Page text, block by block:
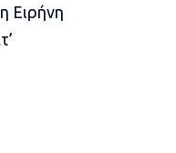
Ειρήνη